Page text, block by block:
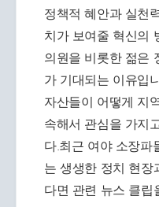
정책적 혜안과 실천
치가 보여줄 혁신의
의원을 비롯한 젊은
가 기대되는 이유입
자산들이 어떻게 지
속해서 관심을 가지
다.최근 여야 소장파
는 생생한 정치 현장
다면 관련 뉴스 클립